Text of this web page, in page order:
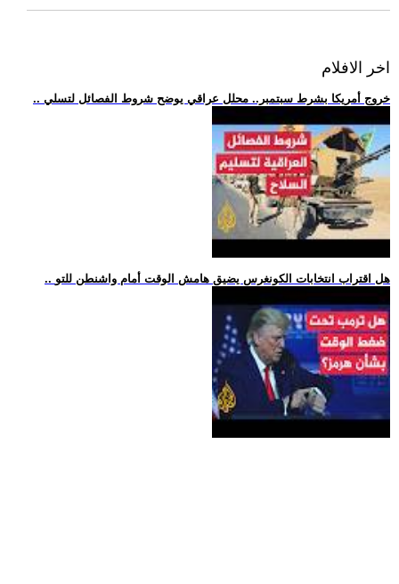
اخر الافلام
.. خروج أمريكا بشرط سبتمبر.. محلل عراقي يوضح شروط الفصائل لتسلي
.. هل اقتراب انتخابات الكونغرس يضيق هامش الوقت أمام واشنطن للتو